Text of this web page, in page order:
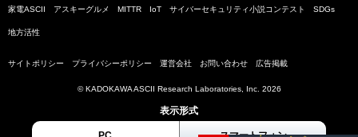
家電ASCII アスキーグルメ MITTR IoT サイバーセキュリティ小説コンテスト SDGs
地方活性
サイトポリシー プライバシーポリシー 運営会社 お問い合わせ 広告掲載
© KADOKAWA ASCII Research Laboratories, Inc. 2026
表示形式